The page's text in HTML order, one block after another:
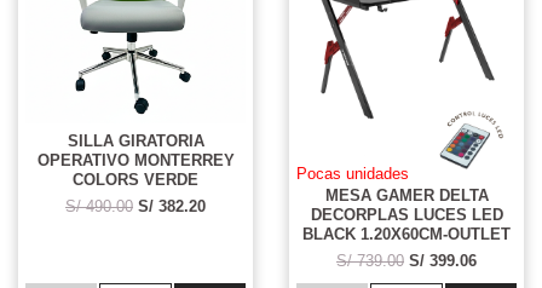
SILLA GIRATORIA
OPERATIVO MONTERREY
COLORS VERDE
S/ 490.00 S/ 382.20
Pocas unidades
MESA GAMER DELTA
DECORPLAS LUCES LED
BLACK 1.20X60CM-OUTLET
S/ 739.00 S/ 399.06